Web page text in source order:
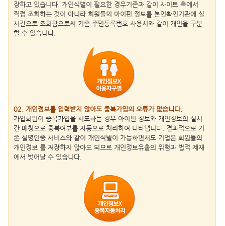
장하고 있습니다. 개인식별이 필요한 경우기존과 같이 사이트 측에서
직접 조회하는 것이 아니라 회원들의 아이핀 정보를 본인확인기관에 실
시간으로 조회함으로써 기존 주민등록번호 사용시와 같이 개인을 구분
할 수 있습니다.
02. 개인정보를 입력받지 않아도 중복가입의 오류가 없습니다.
가입회원이 중복가입을 시도하는 경우 아이핀 정보와 개인정보의 실시
간 매칭으로 중복여부를 자동으로 처리하여 나타냅니다. 결과적으로 기
존 실명인증 서비스와 같이 개인식별이 가능하면서도 기업은 회원들의
개인정보 를 저장하지 않아도 되므로 개인정보유출의 위험과 법적 제재
에서 벗어날 수 있습니다.